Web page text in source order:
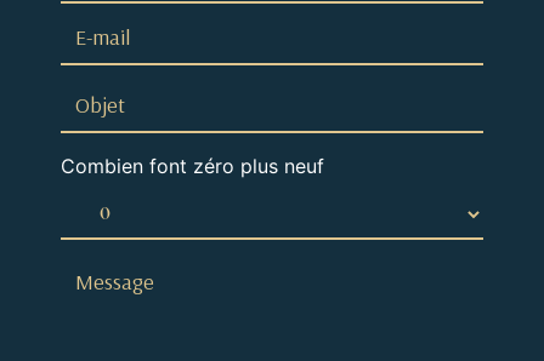
Combien font zéro plus neuf